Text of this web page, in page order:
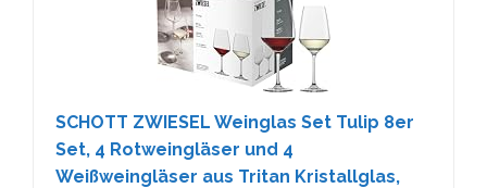
SCHOTT ZWIESEL Weinglas Set Tulip 8er
Set, 4 Rotweingläser und 4
Weißweingläser aus Tritan Kristallglas,